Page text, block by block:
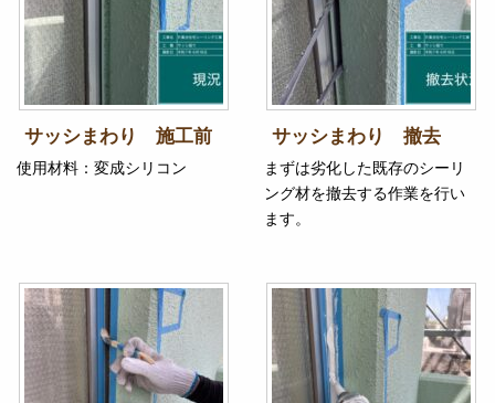
サッシまわり 施工前
使用材料：変成シリコン
サッシまわり 撤去
まずは劣化した既存のシーリ
ング材を撤去する作業を行い
ます。